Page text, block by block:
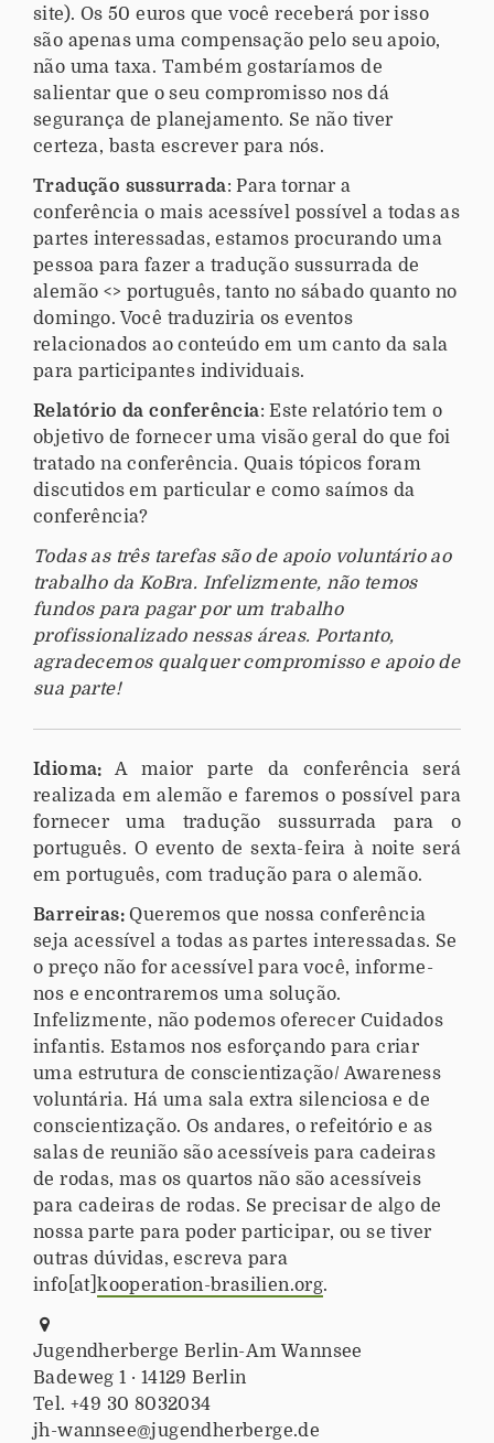
site). Os 50 euros que você receberá por isso
são apenas uma compensação pelo seu apoio,
não uma taxa. Também gostaríamos de
salientar que o seu compromisso nos dá
segurança de planejamento. Se não tiver
certeza, basta escrever para nós.
Tradução sussurrada: Para tornar a
conferência o mais acessível possível a todas as
partes interessadas, estamos procurando uma
pessoa para fazer a tradução sussurrada de
alemão <> português, tanto no sábado quanto no
domingo. Você traduziria os eventos
relacionados ao conteúdo em um canto da sala
para participantes individuais.
Relatório da conferência: Este relatório tem o
objetivo de fornecer uma visão geral do que foi
tratado na conferência. Quais tópicos foram
discutidos em particular e como saímos da
conferência?
Todas as três tarefas são de apoio voluntário ao
trabalho da KoBra. Infelizmente, não temos
fundos para pagar por um trabalho
profissionalizado nessas áreas. Portanto,
agradecemos qualquer compromisso e apoio de
sua parte!
Idioma: A maior parte da conferência será
realizada em alemão e faremos o possível para
fornecer uma tradução sussurrada para o
português. O evento de sexta-feira à noite será
em português, com tradução para o alemão.
Barreiras: Queremos que nossa conferência
seja acessível a todas as partes interessadas. Se
o preço não for acessível para você, informe-
nos e encontraremos uma solução.
Infelizmente, não podemos oferecer Cuidados
infantis. Estamos nos esforçando para criar
uma estrutura de conscientização/ Awareness
voluntária. Há uma sala extra silenciosa e de
conscientização. Os andares, o refeitório e as
salas de reunião são acessíveis para cadeiras
de rodas, mas os quartos não são acessíveis
para cadeiras de rodas. Se precisar de algo de
nossa parte para poder participar, ou se tiver
outras dúvidas, escreva para
info[at]kooperation-brasilien.org.
O
n
d
e
Jugendherberge Berlin-Am Wannsee
Badeweg 1 · 14129 Berlin
Tel. +49 30 8032034
jh-wannsee@jugendherberge.de